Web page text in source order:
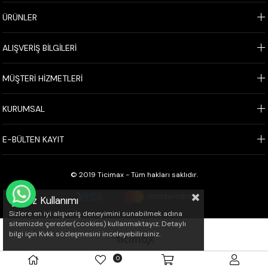
ÜRÜNLER
ALIŞVERİŞ BİLGİLERİ
MÜŞTERİ HİZMETLERİ
KURUMSAL
E-BÜLTEN KAYIT
© 2019 Ticimax - Tüm hakları saklıdır.
Çerez Kullanımı
Sizlere en iyi alışveriş deneyimini sunabilmek adına
sitemizde çerezler(cookies) kullanmaktayız. Detaylı
bilgi için Kvkk sözleşmesini inceleyebilirsiniz.
0